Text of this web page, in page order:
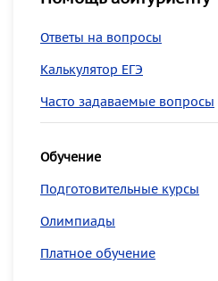
Ответы на вопросы
Калькулятор ЕГЭ
Часто задаваемые вопросы
Обучение
Подготовительные курсы
Олимпиады
Платное обучение